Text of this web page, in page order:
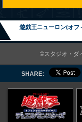
遊戯王ニューロン(オフ
©スタジオ・ダ
SHARE: